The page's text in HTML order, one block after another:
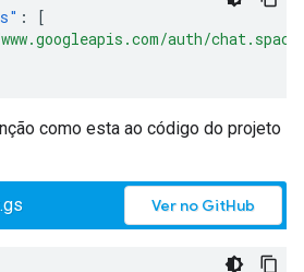
:
[
auth/
como esta ao código do projeto
Ver no GitHub